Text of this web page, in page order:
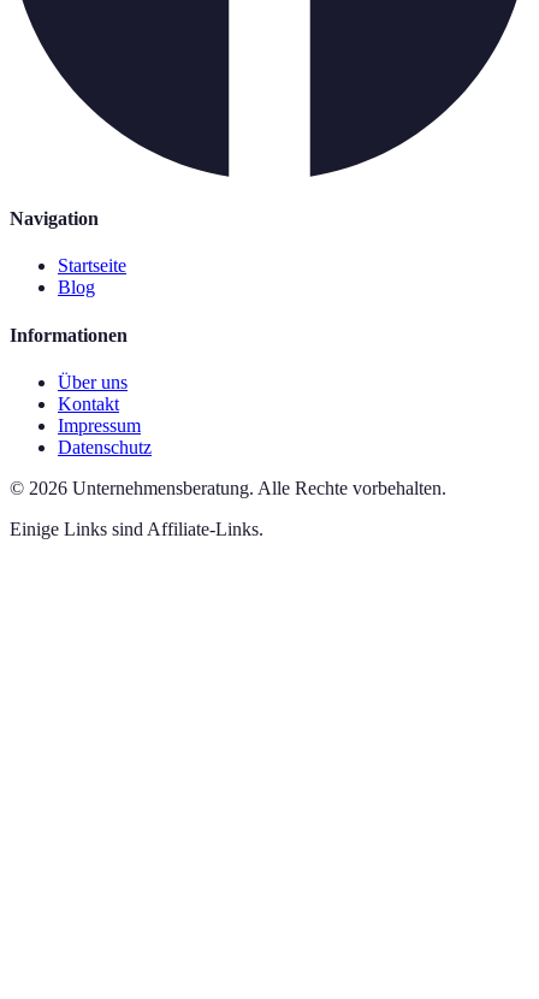
Navigation
Startseite
Blog
Informationen
Über uns
Kontakt
Impressum
Datenschutz
© 2026 Unternehmensberatung. Alle Rechte vorbehalten.
Einige Links sind Affiliate-Links.